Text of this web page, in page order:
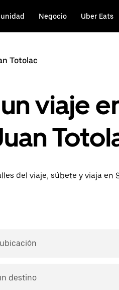
unidad Negocio Uber Eats
Totolac
viaje
del viaje, súbete y viaja en
destino